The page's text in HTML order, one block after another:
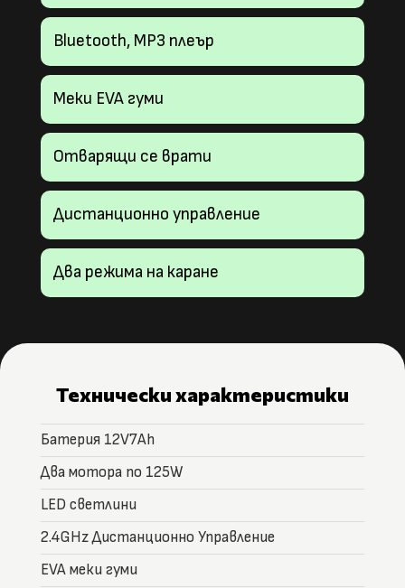
Bluetooth, MP3 плеър
Меки EVA гуми
Отварящи се врати
Дистанционно управление
Два режима на каране
Технически характеристики
Батерия 12V7Ah
Два мотора по 125W
LED светлини
2.4GHz Дистанционно Управление
EVA меки гуми